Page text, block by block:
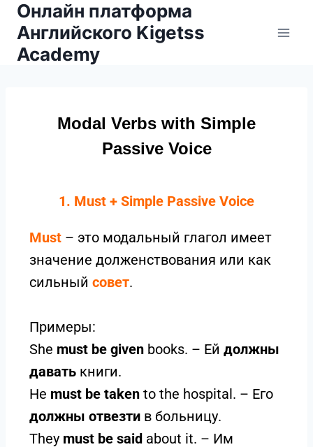
Онлайн платформа
Английского Kigetss
Academy
Modal Verbs with Simple
Passive Voice
1. Must + Simple Passive Voice
Must – это модальный глагол имеет
значение долженствования или как
сильный совет.
Примеры:
She must be given books. – Ей должны
давать книги.
He must be taken to the hospital. – Его
должны отвезти в больницу.
They must be said about it. – Им